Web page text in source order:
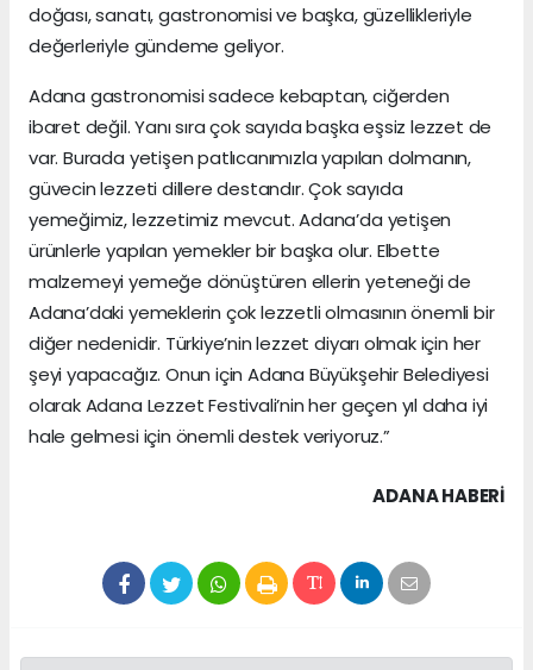
doğası, sanatı, gastronomisi ve başka, güzellikleriyle
değerleriyle gündeme geliyor.
Adana gastronomisi sadece kebaptan, ciğerden
ibaret değil. Yanı sıra çok sayıda başka eşsiz lezzet de
var. Burada yetişen patlıcanımızla yapılan dolmanın,
güvecin lezzeti dillere destandır. Çok sayıda
yemeğimiz, lezzetimiz mevcut. Adana’da yetişen
ürünlerle yapılan yemekler bir başka olur. Elbette
malzemeyi yemeğe dönüştüren ellerin yeteneği de
Adana’daki yemeklerin çok lezzetli olmasının önemli bir
diğer nedenidir. Türkiye’nin lezzet diyarı olmak için her
şeyi yapacağız. Onun için Adana Büyükşehir Belediyesi
olarak Adana Lezzet Festivali’nin her geçen yıl daha iyi
hale gelmesi için önemli destek veriyoruz.”
ADANA HABERİ